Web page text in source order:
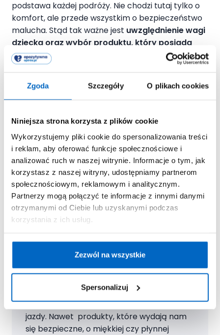
Zgoda Szczegóły O plikach cookies
Niniejsza strona korzysta z plików cookie
Wykorzystujemy pliki cookie do spersonalizowania treści
i reklam, aby oferować funkcje społecznościowe i
analizować ruch w naszej witrynie. Informacje o tym, jak
korzystasz z naszej witryny, udostępniamy partnerom
społecznościowym, reklamowym i analitycznym.
Partnerzy mogą połączyć te informacje z innymi danymi
otrzymanymi od Ciebie lub uzyskanymi podczas
korzystania z ich usług.
Zezwól na wszystkie
Spersonalizuj
podstawa każdej podróży. Nie chodzi tutaj tylko o
komfort, ale przede wszystkim o bezpieczeństwo
malucha. Stąd tak ważne jest uwzględnienie wagi
dziecka oraz wybór produktu, który posiada
odpowiednie certyfikaty bezpieczeństwa oraz
5-punktowe pasy bezpieczeństwa i
trójstopniową regulację oparcia
podczas drzemki). Więcej o tym, jak wybrać
przeczytać
tutaj
Podróż z dzieckiem nie może się obyć bez
częstych postojów. Są one bardzo ważne, nie tylko
ze względu na zmianę pieluszki, czy ogarniające
dziecko znudzenie, ale również ze względu na
obciążenie kręgosłupa, spowodowane długim
przebywaniem w jednej pozycji. Maluch nie
powinien spędzać w foteliku dłużej niż 2 godziny.
Ekspert radzi
pamiętajmy, aby żadnych przekąsek, ani
napojów nie podawać maluchom w czasie
jazdy. Nawet produkty, które wydają nam
się bezpieczne, o miękkiej czy płynnej